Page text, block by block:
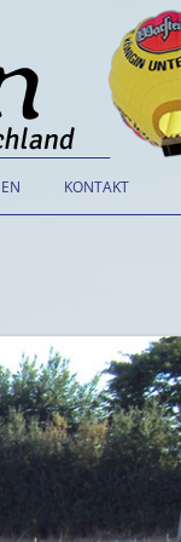
KONTAKT
ALLGEMEINE
IMPRESSUM